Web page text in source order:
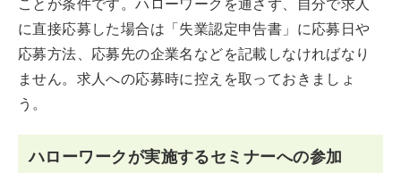
ことが条件です。ハローワークを通さず、自分で求人
に直接応募した場合は「失業認定申告書」に応募日や
応募方法、応募先の企業名などを記載しなければなり
ません。求人への応募時に控えを取っておきましょ
う。
ハローワークが実施するセミナーへの参加